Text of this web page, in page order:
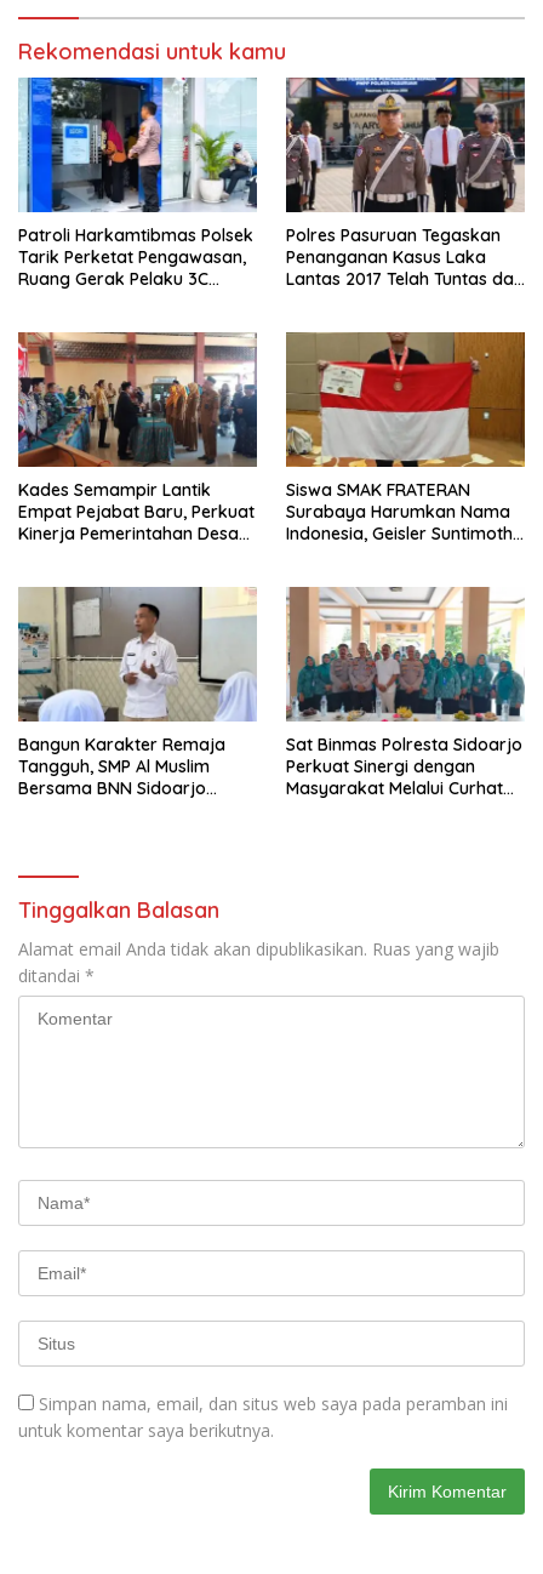
Rekomendasi untuk kamu
Patroli Harkamtibmas Polsek
Tarik Perketat Pengawasan,
Ruang Gerak Pelaku 3C
Polres Pasuruan Tegaskan
Penanganan Kasus Laka
Lantas 2017 Telah Tuntas dan
Kades Semampir Lantik
Empat Pejabat Baru, Perkuat
Kinerja Pemerintahan Desa
Siswa SMAK FRATERAN
Surabaya Harumkan Nama
Indonesia, Geisler Suntimothy
Bangun Karakter Remaja
Tangguh, SMP Al Muslim
Bersama BNN Sidoarjo
Sat Binmas Polresta Sidoarjo
Perkuat Sinergi dengan
Masyarakat Melalui Curhat
Tinggalkan Balasan
Alamat email Anda tidak akan dipublikasikan. Ruas yang wajib
ditandai *
Simpan nama, email, dan situs web saya pada peramban ini
untuk komentar saya berikutnya.